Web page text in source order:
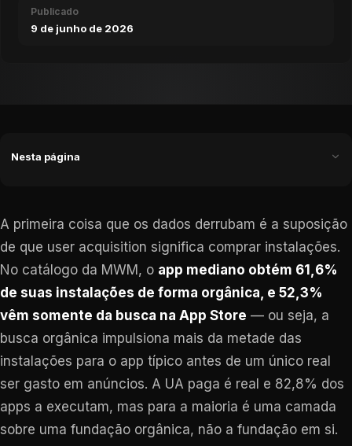
Publicado
9 de junho de 2026
Nesta página
A primeira coisa que os dados derrubam é a suposição
de que user acquisition significa comprar instalações.
No catálogo da MWM, o app mediano obtém 61,6%
de suas instalações de forma orgânica, e 52,3%
vêm somente da busca na App Store — ou seja, a
busca orgânica impulsiona mais da metade das
instalações para o app típico antes de um único real
ser gasto em anúncios. A UA paga é real e 82,8% dos
apps a executam, mas para a maioria é uma camada
sobre uma fundação orgânica, não a fundação em si.